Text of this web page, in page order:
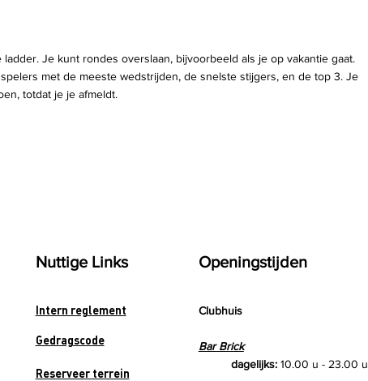
Je kunt rondes overslaan, bijvoorbeeld als je op vakantie gaat.
met de meeste wedstrijden, de snelste stijgers, en de top 3. Je
totdat je je afmeldt.
Nuttige Links
Intern reglement
Gedragscode
Reserveer terrein
Openingstijden
Clubhuis
Bar Brick
dagelijks: 10.00 u - 23.00 u